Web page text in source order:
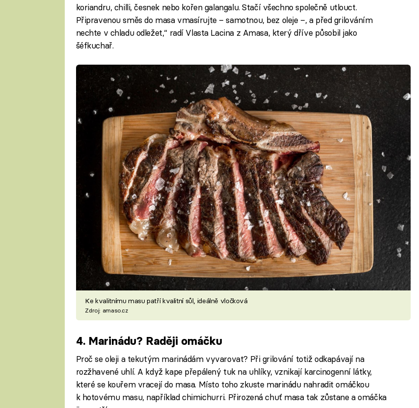
koriandru, chilli, česnek nebo kořen galangalu. Stačí všechno společně utlouct.
Připravenou směs do masa vmasírujte – samotnou, bez oleje –, a před grilováním
nechte v chladu odležet,“ radí Vlasta Lacina z Amasa, který dříve působil jako
šéfkuchař.
Ke kvalitnímu masu patří kvalitní sůl, ideálně vločková
Zdroj: amaso.cz
4. Marinádu? Raději omáčku
Proč se oleji a tekutým marinádám vyvarovat? Při grilování totiž odkapávají na
rozžhavené uhlí. A když kape přepálený tuk na uhlíky, vznikají karcinogenní látky,
které se kouřem vracejí do masa. Místo toho zkuste marinádu nahradit omáčkou
k hotovému masu, například chimichurri. Přirozená chuť masa tak zůstane a omáčka